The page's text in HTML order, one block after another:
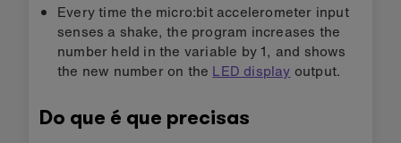
Every time the micro:bit accelerometer input
senses a shake, the program increases the
number held in the variable by 1, and shows
the new number on the LED display output.
Do que é que precisas